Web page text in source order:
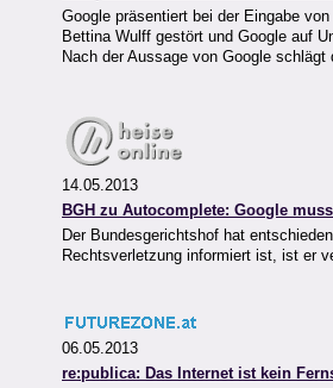
Google präsentiert bei der Eingabe
Bettina Wulff gestört und Google auf
Nach der Aussage von Google
14.05.2013
BGH zu Autocomplete: Google
Der Bundesgerichtshof hat
Rechtsverletzung informiert ist, ist er
06.05.2013
re:publica: Das Internet ist kein